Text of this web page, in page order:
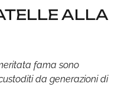
ALLA
fama sono
da generazioni di